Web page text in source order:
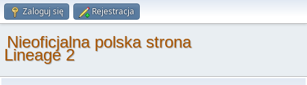
Zaloguj się Rejestracja
Nieoficjalna polska strona
Lineage 2